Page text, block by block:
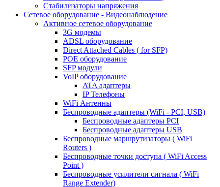
Стабилизаторы напряжения
Сетевое оборудование - Видеонаблюдение
Активное сетевое оборудование
3G модемы
ADSL оборудование
Direct Attached Cables ( for SFP)
POE оборудование
SFP модули
VoIP оборудование
ATA адаптеры
IP Телефоны
WiFi Антенны
Беспроводные адаптеры (WiFi - PCI, USB)
Беспроводные адаптеры PCI
Беспроводные адаптеры USB
Беспроводные маршрутизаторы ( WiFi
Routers )
Беспроводные точки доступа ( WiFi Access
Point )
Беспроводные усилители сигнала ( WiFi
Range Extender)